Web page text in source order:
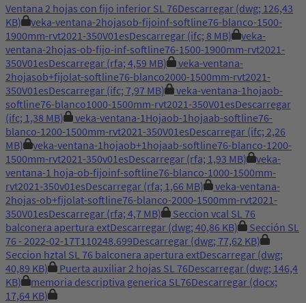
Ventana 2 hojas con fijo inferior SL 76Descarregar (dwg; 126,43
KB)
veka-ventana-2hojasob-fijoinf-softline76-blanco-1500-
1900mm-rvt2021-350V01esDescarregar (ifc; 8 MB)
veka-
ventana-2hojas-ob-fijo-inf-softline76-1500-1900mm-rvt2021-
350V01esDescarregar (rfa; 4,59 MB)
veka-ventana-
2hojasob+fijolat-softline76-blanco2000-1500mm-rvt2021-
350V01esDescarregar (ifc; 7,97 MB)
veka-ventana-1hojaob-
softline76-blanco1000-1500mm-rvt2021-350V01esDescarregar
(ifc; 1,38 MB)
veka-ventana-1Hojaob-1hojaab-softline76-
blanco-1200-1500mm-rvt2021-350V01esDescarregar (ifc; 2,26
MB)
veka-ventana-1hojaob+1hojaab-softline76-blanco-1200-
1500mm-rvt2021-350v01esDescarregar (rfa; 1,93 MB)
veka-
ventana-1 hoja-ob-fijoinf-softline76-blanco-1000-1500mm-
rvt2021-350v01esDescarregar (rfa; 1,66 MB)
veka-ventana-
2hojas-ob+fijolat-softline76-blanco-2000-1500mm-rvt2021-
350V01esDescarregar (rfa; 4,7 MB)
Seccion vcal SL 76
balconera apertura extDescarregar (dwg; 40,86 KB)
Sección SL
76 - 2022-02-17T110248.699Descarregar (dwg; 77,62 KB)
Seccion hztal SL 76 balconera apertura extDescarregar (dwg;
40,89 KB)
Puerta auxiliar 2 hojas SL 76Descarregar (dwg; 146,4
KB)
memoria descriptiva generica SL76Descarregar (docx;
17,64 KB)